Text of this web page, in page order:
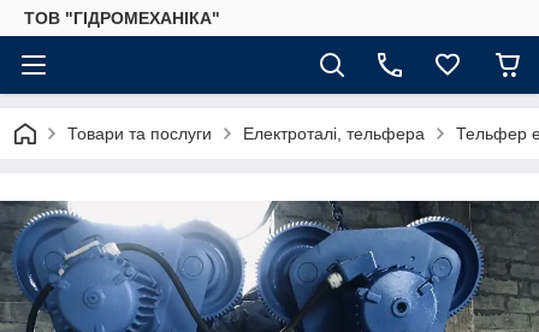
ТОВ "ГІДРОМЕХАНІКА"
Товари та послуги Електроталі, тельфера Тельфер